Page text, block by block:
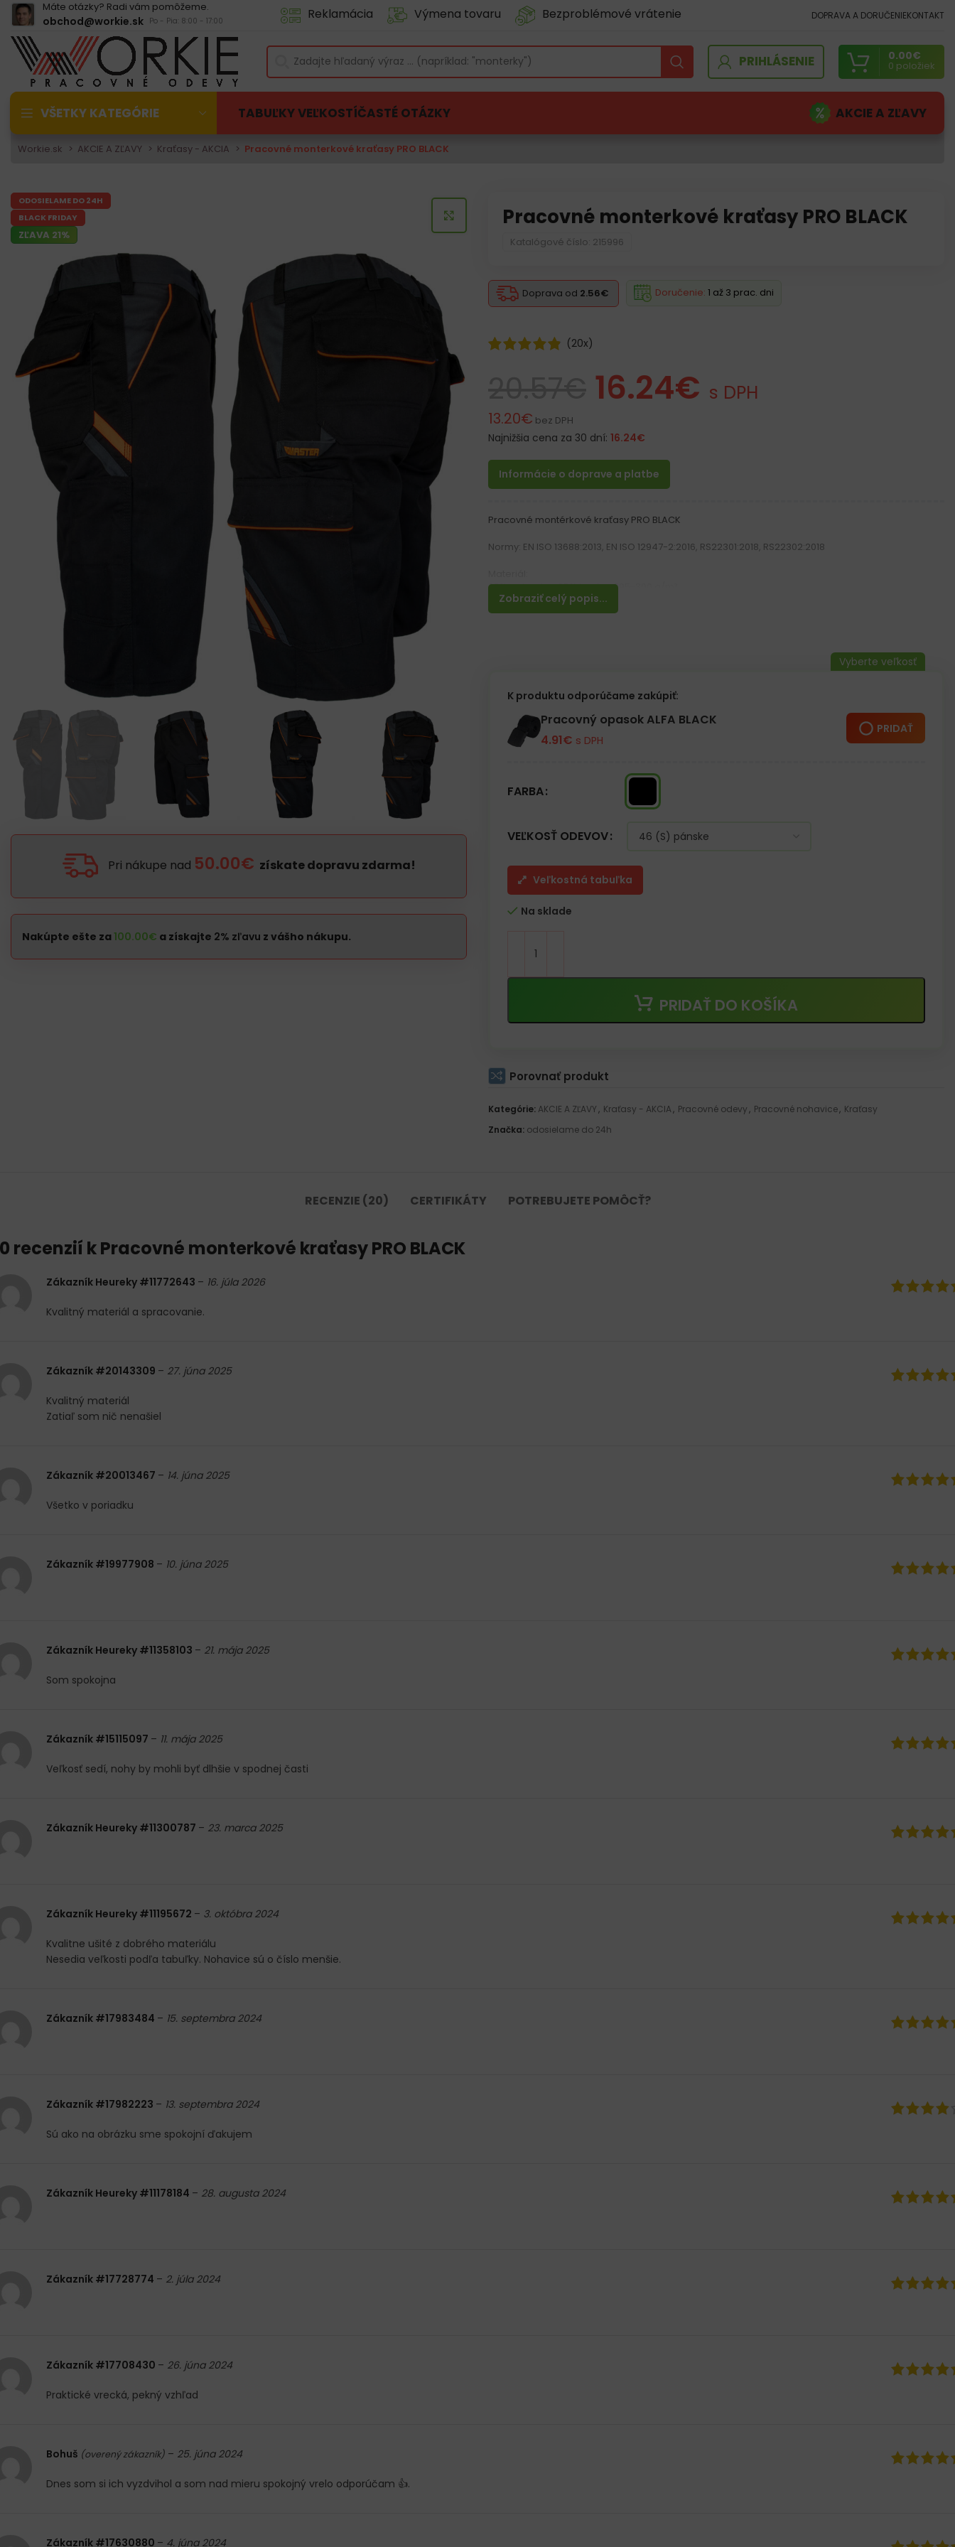
Máte otázky? Radi vám pomôžeme.
obchod@workie.sk Po - Pia: 8:00 - 17:00 Reklamácia Výmena tovaru Bezproblémové vrátenie DOPRAVA A DORUČENIEKONTAKT
PRIHLÁSENIE 0 položiek
0.00€
VŠETKY KATEGÓRIE TABUĽKY VEĽKOSTÍČASTÉ OTÁZKY AKCIE A ZĽAVY
Workie.sk AKCIE A ZĽAVY Kraťasy - AKCIA Pracovné monterkové kraťasy PRO BLACK
ODOSIELAME DO 24H
BLACK FRIDAY
ZĽAVA 21%
KLIKNITE PRE ZVÄČŠENIE
Pri nákupe nad 50.00€ získate dopravu zdarma!
Nakúpte ešte za 100.00€ a získajte 2% zľavu z vášho nákupu.
Pracovné monterkové kraťasy PRO BLACK
Katalógové číslo: 215996
Doprava od 2.56€ Doručenie: 1 až 3 prac. dni
(20x)
16.24€ s DPH
13.20€ bez DPH
Najnižšia cena za 30 dní: 16.24€
Informácie o doprave a platbe
Zobraziť celý popis...
Pracovné montérkové kraťasy PRO BLACK
Normy: EN ISO 13688:2013, EN ISO 12947-2:2016, RS22301:2018, RS22302:2018
65% polyester, 35% bavlna 295-300 g/m²
Vlastnosti:
– Jedno vrecko na nohe na suchý zips
Opasok nie je súčasťou balenia (je potrebné si ho objednať osobitne)
K produktu odporúčame zakúpiť:
Pracovný opasok ALFA BLACK
4.91€ s DPH
PRIDAŤ
FARBA
VEĽKOSŤ ODEVOV
Veľkostná tabuľka
Na sklade
PRIDAŤ DO KOŠÍKA
Porovnať produkt
Kategórie: AKCIE A ZĽAVY , Kraťasy - AKCIA , Pracovné odevy , Pracovné nohavice, Kraťasy
Značka: odosielame do 24h
RECENZIE (20) CERTIFIKÁTY POTREBUJETE POMÔCŤ?
recenzií kPracovné monterkové kraťasy PRO BLACK
Zákazník Heureky #11772643 – 16. júla 2026
Kvalitný materiál a spracovanie.
Zákazník #20143309 – 27. júna 2025
Kvalitný materiál
Zatiaľ som nič nenašiel
Zákazník #20013467 – 14. júna 2025
Všetko v poriadku
Zákazník #19977908 – 10. júna 2025
Zákazník Heureky #11358103 – 21. mája 2025
Som spokojna
Zákazník #15115097 – 11. mája 2025
Veľkosť sedí, nohy by mohli byť dlhšie v spodnej časti
Zákazník Heureky #11300787 – 23. marca 2025
Zákazník Heureky #11195672 – 3. októbra 2024
Kvalitne ušité z dobrého materiálu
Nesedia veľkosti podľa tabuľky. Nohavice sú o číslo menšie.
Zákazník #17983484 – 15. septembra 2024
Zákazník #17982223 – 13. septembra 2024
Sú ako na obrázku sme spokojní ďakujem
Zákazník Heureky #11178184 – 28. augusta 2024
Zákazník #17728774 – 2. júla 2024
Zákazník #17708430 – 26. júna 2024
Praktické vrecká, pekný vzhľad
Bohuš (overený zákazník) – 25. júna 2024
Dnes som si ich vyzdvihol a som nad mieru spokojný vrelo odporúčam 👍.
Zákazník #17630880 – 4. júna 2024